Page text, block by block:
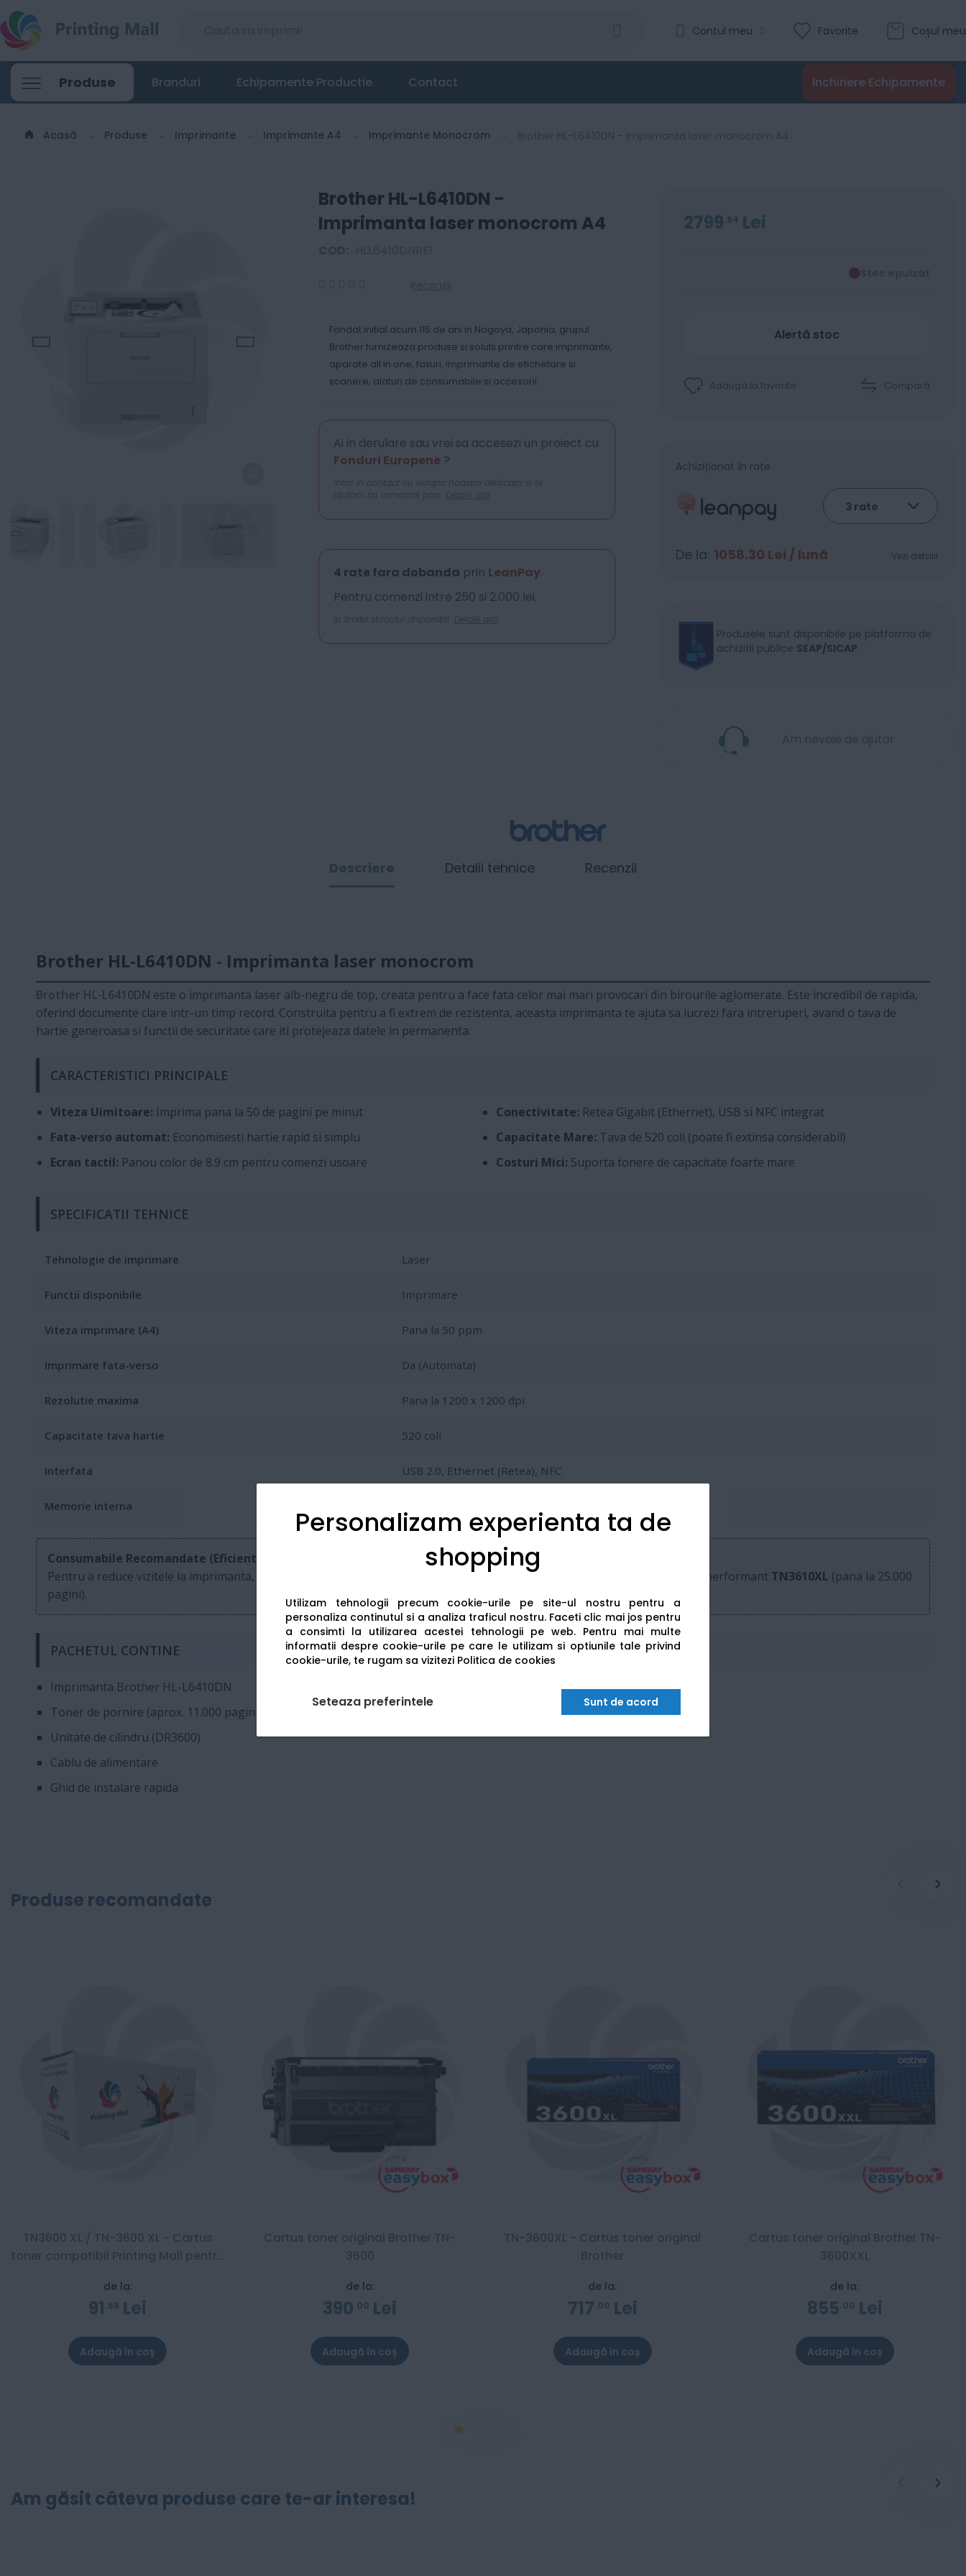
Personalizam experienta ta de
shopping
Utilizam tehnologii precum cookie-urile pe site-ul nostru pentru a
personaliza continutul si a analiza traficul nostru. Faceti clic mai jos pentru
a consimti la utilizarea acestei tehnologii pe web. Pentru mai multe
informatii despre cookie-urile pe care le utilizam si optiunile tale privind
cookie-urile, te rugam sa vizitezi Politica de cookies
Seteaza preferintele Sunt de acord
Coșul meu
Favorite
Contul meu
Produse Inchiriere Echipamente
Branduri Echipamente Productie Contact
Acasă Produse Imprimante Imprimante A4 Imprimante Monocrom Brother HL-L6410DN - Imprimanta laser monocrom A4
Brother HL-L6410DN -
Imprimanta laser monocrom A4
Fondat initial acum 115 de ani in Nagoya, Japonia, grupul
Brother furnizeaza produse si solutii printre care imprimante,
aparate all in one, faxuri, imprimante de etichetare si
scanere, alaturi de consumabile si accesorii.
Ai in derulare sau vrei sa accesezi un proiect cu
Fonduri Europene?
Intra in contact cu echipa noastra dedicata si te
ajutam cu urmatorii pasi. Detalii aici
4 rate fara dobanda prin LeanPay.
Pentru comenzi intre 250 si 2.000 lei.
In limita stocului disponibil. Detalii aici
2799 94 Lei
Stoc epuizat
Alertă stoc
Adaugă la favorite Compară
Achiziționat în rate
De la: 1058.30 Lei / lună Vezi detalii
Produsele sunt disponibile pe platforma de
achizitii publice SEAP/SICAP
Am nevoie de ajutor
Descriere
Brother HL-L6410DN - Imprimanta laser monocrom
Brother HL-L6410DN este o imprimanta laser alb-negru de top, creata pentru a face fata celor mai mari provocari din birourile aglomerate. Este incredibil de rapida,
oferind documente clare intr-un timp record. Construita pentru a fi extrem de rezistenta, aceasta imprimanta te ajuta sa lucrezi fara intreruperi, avand o tava de
hartie generoasa si functii de securitate care iti protejeaza datele in permanenta.
CARACTERISTICI PRINCIPALE
Viteza Uimitoare: Imprima pana la 50 de pagini pe minut
Fata-verso automat: Economisesti hartie rapid si simplu
Ecran tactil: Panou color de 8.9 cm pentru comenzi usoare
Conectivitate: Retea Gigabit (Ethernet), USB si NFC integrat
Capacitate Mare: Tava de 520 coli (poate fi extinsa considerabil)
Costuri Mici: Suporta tonere de capacitate foarte mare
SPECIFICATII TEHNICE
Tehnologie de imprimare Laser
Functii disponibile Imprimare
Viteza imprimare (A4) Pana la 50 ppm
Imprimare fata-verso Da (Automata)
Rezolutie maxima Pana la 1200 x 1200 dpi
Capacitate tava hartie 520 coli
Interfata USB 2.0, Ethernet (Retea), NFC
Memorie interna
Consumabile Recomandate (Eficienta Maxima):
Pentru a reduce vizitele la imprimanta, utilizati tonerele de super-capacitate:
TN3600XXL (11.000 pagini) sau tonerul ultra-performant TN3610XL (pana la 25.000
pagini).
PACHETUL CONTINE
Imprimanta Brother HL-L6410DN
Toner de pornire (aprox. 11.000 pagini)
Unitate de cilindru (DR3600)
Cablu de alimentare
Ghid de instalare rapida
Detalii tehnice Recenzii
Produse recomandate
TN3600 XL / TN-3600 XL - Cartus
toner compatibil Printing Mall pentru
de la:
91 68 Lei
Adaugă în coș
Cartus toner original Brother TN-
3600
de la:
390 00 Lei
Adaugă în coș
TN-3600XL - Cartus toner original
Brother
de la:
717 00 Lei
Adaugă în coș
Cartus toner original Brother TN-
3600XXL
de la:
855 00 Lei
Adaugă în coș
Am găsit câteva produse care te-ar interesa!